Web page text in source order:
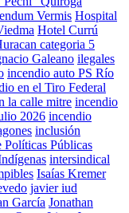
Vermis Hospital
Hotel Currú
categoria 5
Galeano ilegales
incendio auto PS Río
en el Tiro Federal
la calle mitre incendio
2026 incendio
inclusión
Políticas Públicas
intersindical
Isaías Kremer
javier iud
García Jonathan